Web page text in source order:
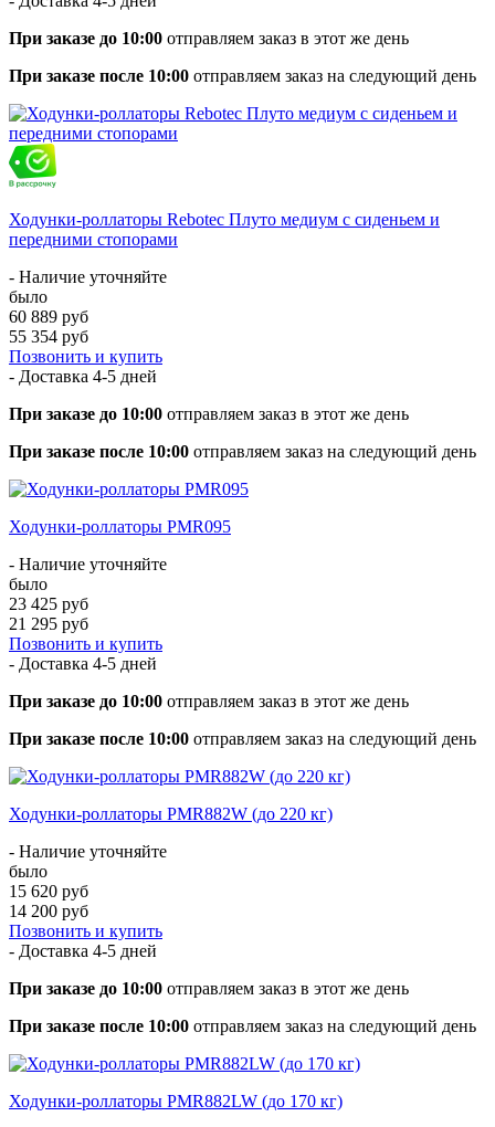
При заказе до 10:00 отправляем заказ в этот же день
При заказе после 10:00 отправляем заказ на следующий день
Ходунки-роллаторы Rebotec Плуто медиум с сиденьем и
передними стопорами
- Наличие уточняйте
было
60 889 руб
55 354 руб
Позвонить и купить
- Доставка 4-5 дней
При заказе до 10:00 отправляем заказ в этот же день
При заказе после 10:00 отправляем заказ на следующий день
Ходунки-роллаторы PMR095
- Наличие уточняйте
было
23 425 руб
21 295 руб
Позвонить и купить
- Доставка 4-5 дней
При заказе до 10:00 отправляем заказ в этот же день
При заказе после 10:00 отправляем заказ на следующий день
Ходунки-роллаторы PMR882W (до 220 кг)
- Наличие уточняйте
было
15 620 руб
14 200 руб
Позвонить и купить
- Доставка 4-5 дней
При заказе до 10:00 отправляем заказ в этот же день
При заказе после 10:00 отправляем заказ на следующий день
Ходунки-роллаторы PMR882LW (до 170 кг)